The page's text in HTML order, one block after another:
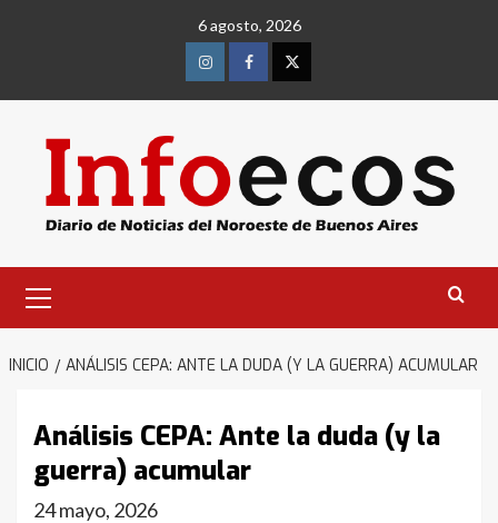
6 agosto, 2026
InstagramFacebookTwitter
primario
INICIO ANÁLISIS CEPA: ANTE LA DUDA (Y LA GUERRA) ACUMULAR
Análisis CEPA: Ante la duda (y la
guerra) acumular
24 mayo, 2026